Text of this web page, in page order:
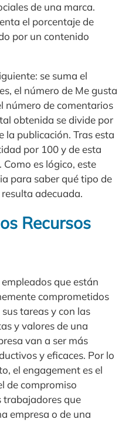
de una marca.
el porcentaje de
por un contenido
se suma el
el número de Me gusta
número de comentarios
obtenida se divide por
la publicación. Tras esta
por 100 y de esta
es lógico, este
para saber qué tipo de
resulta adecuada.
Recursos
empleados que están
comprometidos
sus tareas y con las
y valores de una
van a ser más
y eficaces. Por lo
el engagement es el
de compromiso
trabajadores que
empresa o de una